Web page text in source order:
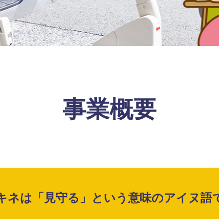
事業概要
ネは「見守る」という 意味のアイヌ語